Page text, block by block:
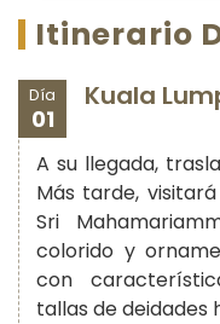
Itinerario
Día
01
Kuala
A su llegada,
Más tarde,
Sri
colorido y
con
tallas de deidades